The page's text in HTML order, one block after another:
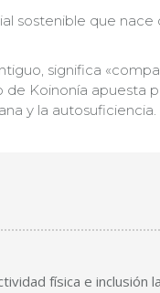
sostenible que
significa
de Koinonía apuesta
y la autosuficiencia.
física e inclusión